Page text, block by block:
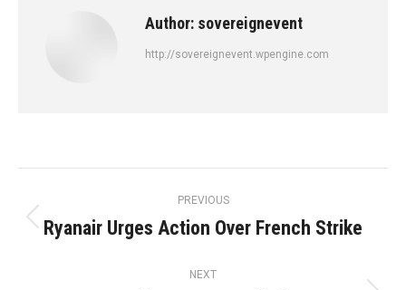
Author: sovereignevent
http://sovereignevent.wpengine.com
Post
navigation
PREVIOUS
Previous
Ryanair Urges Action Over French Strike
NEXT